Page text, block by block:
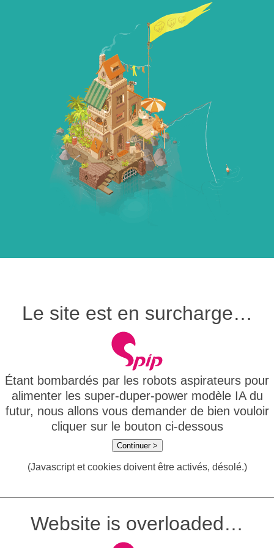
Le site est en surcharge…
Étant bombardés par les robots aspirateurs pour
alimenter les super-duper-power modèle IA du
futur, nous allons vous demander de bien vouloir
cliquer sur le bouton ci-dessous
Continuer >
(Javascript et cookies doivent être activés, désolé.)
Website is overloaded…